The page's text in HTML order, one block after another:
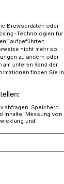
Browserdaten oder
Technologien für
aufgeführten
nicht mehr so
zu ändern oder
unteren Rand der
finden Sie in
abfragen. Speichern
Inhalte, Messung von
und